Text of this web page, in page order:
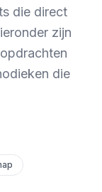
die direct
zijn
die